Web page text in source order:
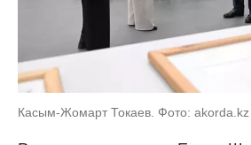
Касым-Жомарт Токаев. Фото: akorda.kz